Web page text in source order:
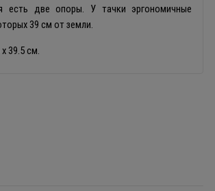
есть две опоры. У тачки эргономичные
39 см от земли.
39.5 см.